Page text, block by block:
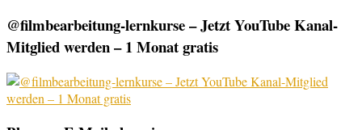
@filmbearbeitung-lernkurse – Jetzt YouTube Kanal-
Mitglied werden – 1 Monat gratis